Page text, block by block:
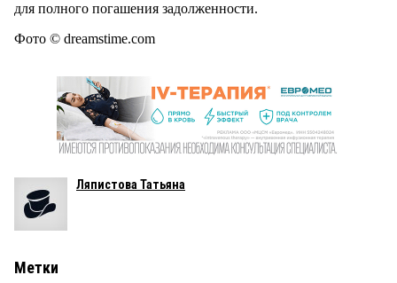
для полного погашения задолженности.
Фото © dreamstime.com
Ляпистова Татьяна
Метки